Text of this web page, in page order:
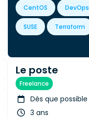
CentOS DevOps
SUSE
Terraform
Le poste
Freelance
Dès que possible
3 ans